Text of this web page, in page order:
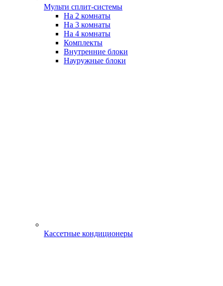
Мульти сплит-системы
На 2 комнаты
На 3 комнаты
На 4 комнаты
Комплекты
Внутренние блоки
Науружные блоки
Кассетные кондиционеры